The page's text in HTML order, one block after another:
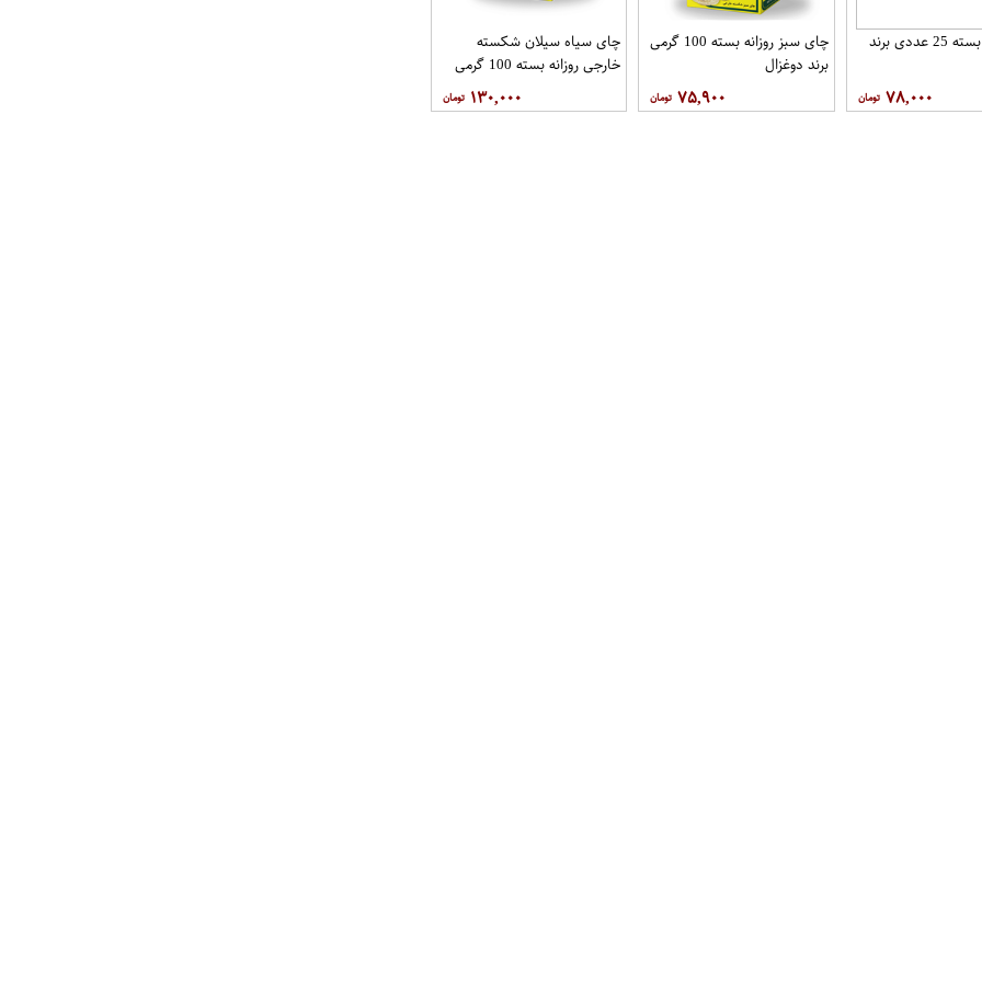
چای سبز بسته 25 عددی برند
۷۸,۰۰۰
چای سبز روزانه بسته 100 گرمی
برند دوغزال
۷۵,۹۰۰
چای سیاه سیلان شکسته
خارجی روزانه بسته 100 گرمی
۱۳۰,۰۰۰